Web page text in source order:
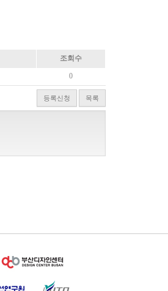
조회수
0
등록신청 목록